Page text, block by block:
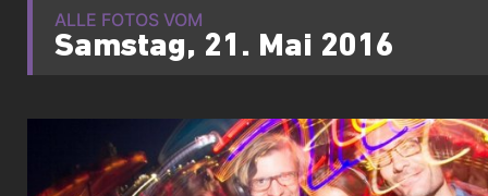
ALLE FOTOS VOM
Samstag, 21. Mai 2016